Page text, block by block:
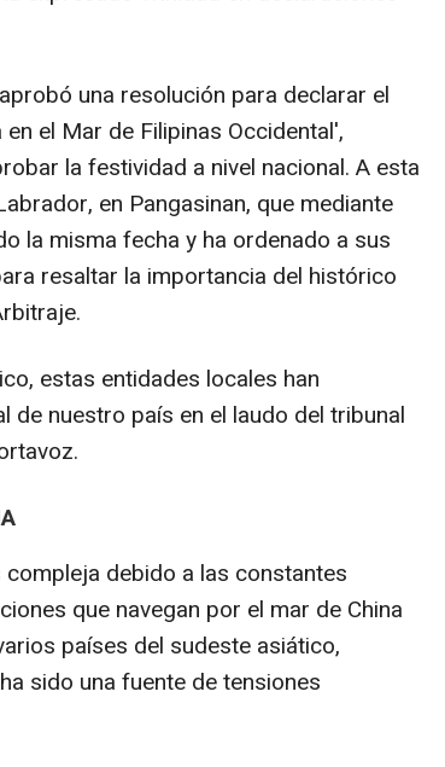
una resolución para declarar el
el Mar de Filipinas Occidental',
la festividad a nivel nacional. A esta
en Pangasinan, que mediante
la misma fecha y ha ordenado a sus
resaltar la importancia del histórico
estas entidades locales han
nuestro país en el laudo del tribunal
debido a las constantes
que navegan por el mar de China
países del sudeste asiático,
sido una fuente de tensiones